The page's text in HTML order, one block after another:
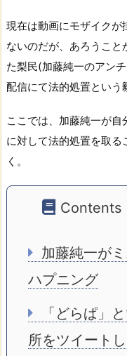
現在は動画にモザイクが
ないのだが、あろうこ
た梨民(加藤純一のアン
配信にて法的処置という
ここでは、加藤純一が
に対して法的処置を取
く。
Contents
加藤純一が
ハプニング
「どらぱ」
所をツイート